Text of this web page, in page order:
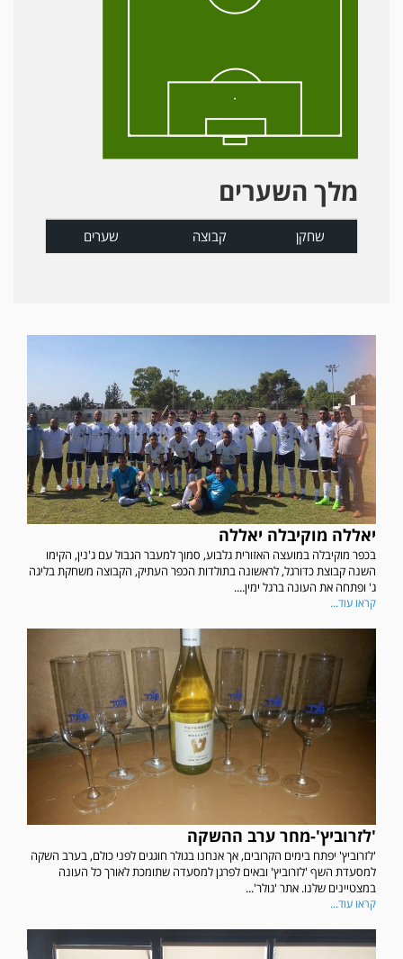
מלך השערים
שחקן קבוצה שערים
יאללה מוקיבלה יאללה
בכפר מוקיבלה במועצה האזורית גלבוע, סמוך למעבר הגבול עם ג'נין, הקימו
השנה קבוצת כדורגל, לראשונה בתולדות הכפר העתיק, הקבוצה משחקת בליגה
ג' ופתחה את העונה ברגל ימין....
קראו עוד...
'לזרוביץ'-מחר ערב ההשקה
'לזרוביץ' יפתח בימים הקרובים, אך אנחנו בגולר חוגגים לפני כולם, בערב השקה
למסעדת השף 'לזרוביץ' ובאים לפרגן למסעדה שתומכת לאורך כל העונה
במצטיינים שלנו. אתר 'גולר'...
קראו עוד...